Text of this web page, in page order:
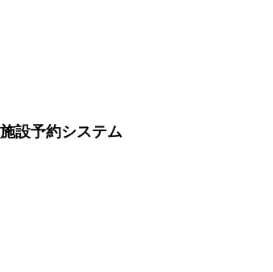
施設予約システム